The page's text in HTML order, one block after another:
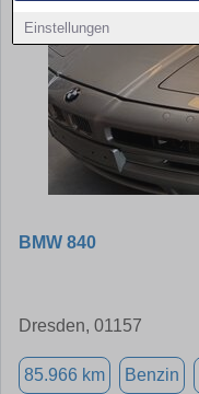
Einstellungen
BMW 840
Dresden, 01157
85.966 km Benzin